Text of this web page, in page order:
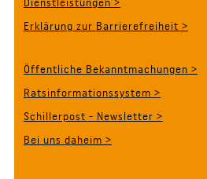
Erklärung zur Barrierefreiheit >
Öffentliche Bekanntmachungen >
Ratsinformationssystem >
Schillerpost - Newsletter >
Bei uns daheim >